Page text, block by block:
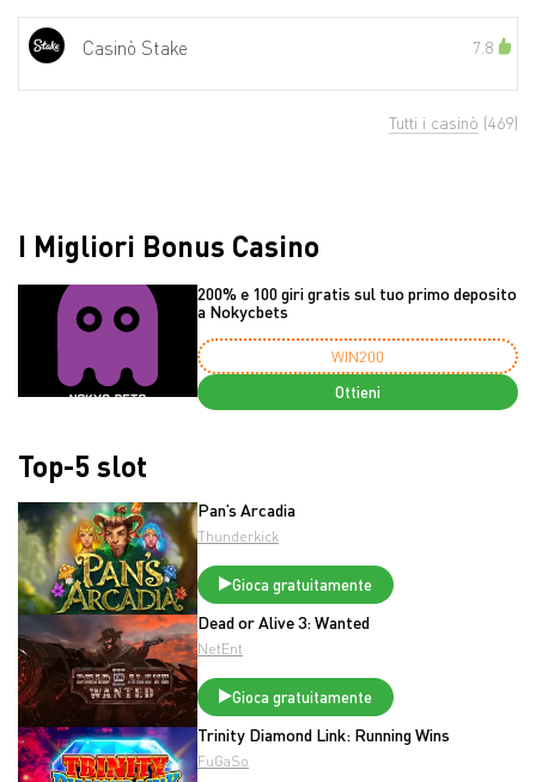
Casinò Stake 7.8
Tutti i casinò (469)
I Migliori Bonus Casino
200% e 100 giri gratis sul tuo primo deposito
a Nokycbets
WIN200
Ottieni
Top-5 slot
Pan’s Arcadia
Thunderkick
Gioca gratuitamente
Dead or Alive 3: Wanted
NetEnt
Gioca gratuitamente
Trinity Diamond Link: Running Wins
FuGaSo